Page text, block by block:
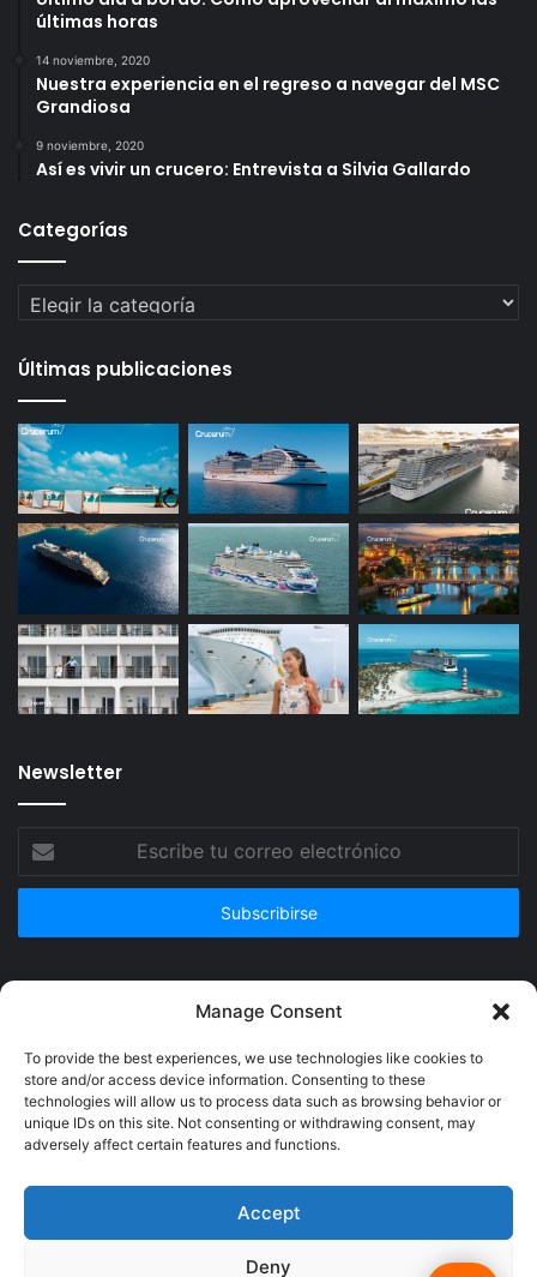
Manage Consent
To provide the best experiences, we use technologies like cookies to
store and/or access device information. Consenting to these
technologies will allow us to process data such as browsing behavior or
unique IDs on this site. Not consenting or withdrawing consent, may
adversely affect certain features and functions.
Accept
Deny
últimas horas
14 noviembre, 2020
Nuestra experiencia en el regreso a navegar del MSC
Grandiosa
9 noviembre, 2020
Así es vivir un crucero: Entrevista a Silvia Gallardo
Categorías
Categorías
Últimas publicaciones
Newsletter
correo
© Copyright 2026, Todos los derechos reservados @Crucerum |